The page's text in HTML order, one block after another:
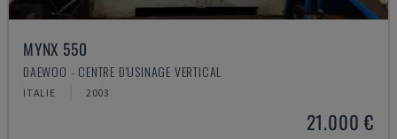
MYNX 550
DAEWOO - CENTRE D'USINAGE VERTICAL
ITALIE 2003
21.000 €